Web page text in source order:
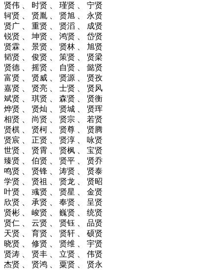
贤伟 、 时贤 、 瑾贤 、 宁贤
轲贤 、 贤胤 、 贤旭 、 永贤
贤广 、 重贤 、 贤滔 、 成贤
锐贤 、 坤贤 、 鸿贤 、 岱贤
贤霖 、 景贤 、 贤林 、 旭贤
韬贤 、 俊贤 、 策贤 、 贤梁
贤德 、 摇贤 、 自贤 、 懿贤
富贤 、 贤威 、 贤源 、 贤孜
嘉贤 、 贤亮 、 士贤 、 贤风
斌贤 、 琪贤 、 森贤 、 贤衡
烨贤 、 贤灿 、 贤城 、 贤珲
相贤 、 尚贤 、 贤宗 、 若贤
贤棋 、 贤柯 、 贤尊 、 贤腾
贤宸 、 正贤 、 贤淳 、 咏贤
世贤 、 贤霄 、 贤枫 、 宝贤
臻贤 、 伯贤 、 贤平 、 贤乔
鸣贤 、 贤锋 、 涛贤 、 贤泰
学贤 、 贤祖 、 贤龙 、 贤昭
叶贤 、 彧贤 、 贤星 、 金贤
欣贤 、 承贤 、 奉贤 、 呈贤
贤彬 、 峻贤 、 巍贤 、 统贤
贤仁 、 云贤 、 贤钰 、 品贤
天贤 、 育贤 、 贤轩 、 硕贤
晓贤 、 修贤 、 贤维 、 宇贤
贤涛 、 贤丰 、 立贤 、 伟贤
杰贤 、 贤鸿 、 粟贤 、 贤永